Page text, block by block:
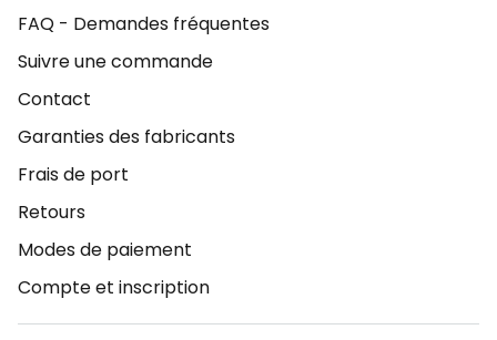
FAQ - Demandes fréquentes
Suivre une commande
Contact
Garanties des fabricants
Frais de port
Retours
Modes de paiement
Compte et inscription